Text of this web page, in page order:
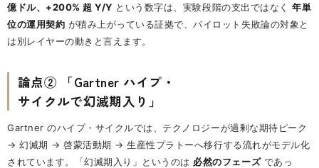
億ドル、+200% 超 Y/Y という数字は、実験段階の支出ではなく年単
位の運用契約 が積み上がっている証拠で、パイロット失敗論の対象と
は別レイヤーの動きと言えます。
論点② 「Gartner ハイプ・
サイクルで幻滅期入り」
Gartner のハイプ・サイクルでは、テクノロジーが過剰な期待ピーク
→ 幻滅期 → 啓蒙活動期 → 生産性プラトーへ移行する流れがモデル化
されています。「幻滅期入り」というのは 必然のフェーズであっ